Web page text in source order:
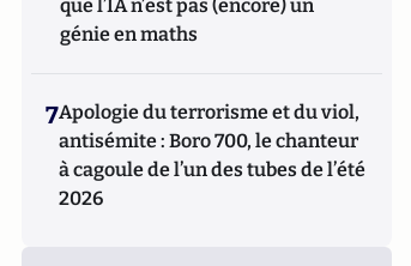
que l’IA n’est pas (encore) un
génie en maths
7Apologie du terrorisme et du viol,
antisémite : Boro 700, le chanteur
à cagoule de l’un des tubes de l’été
2026